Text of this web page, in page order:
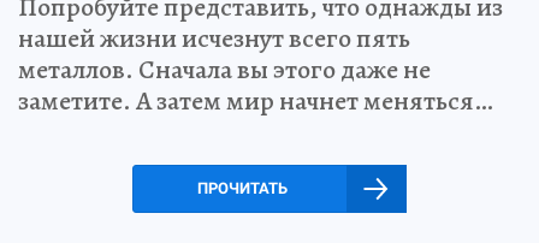
нашей жизни исчезнут всего пять
металлов. Сначала вы этого даже не
заметите. А затем мир начнет меняться…
ПРОЧИТАТЬ